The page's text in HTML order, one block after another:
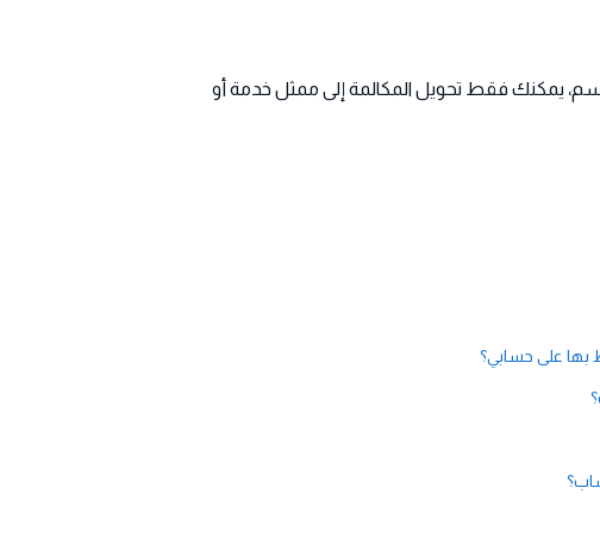
يمكنك فقط تحويل المكالمة إلى ممثل خدمة أو
بها على حسابي؟